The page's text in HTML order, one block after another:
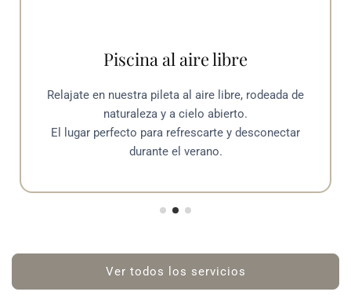
Piscina al aire libre
Relajate en nuestra pileta al aire libre, rodeada de
naturaleza y a cielo abierto.
El lugar perfecto para refrescarte y desconectar
durante el verano.
Ver todos los servicios